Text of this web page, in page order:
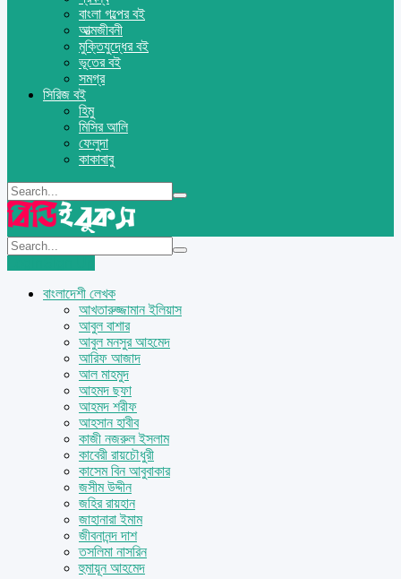
বাংলা গল্পের বই
আত্মজীবনী
মুক্তিযুদ্ধের বই
ভূতের বই
সমগ্র
সিরিজ বই
হিমু
মিসির আলি
ফেলুদা
কাকাবাবু
বাংলাদেশী লেখক
আখতারুজ্জামান ইলিয়াস
আবুল বাশার
আবুল মনসুর আহমেদ
আরিফ আজাদ
আল মাহমুদ
আহমদ ছফা
আহমদ শরীফ
আহসান হাবীব
কাজী নজরুল ইসলাম
কাবেরী রায়চৌধুরী
কাসেম বিন আবুবাকার
জসীম উদ্দীন
জহির রায়হান
জাহানারা ইমাম
জীবনানন্দ দাশ
তসলিমা নাসরিন
হুমায়ূন আহমেদ